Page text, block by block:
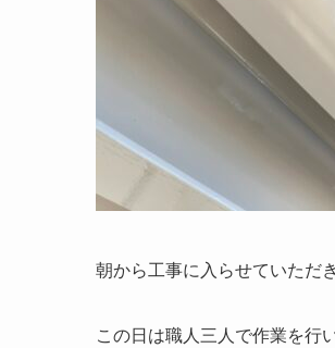
朝から工事に入らせていただ
この日は職人三人で作業を行